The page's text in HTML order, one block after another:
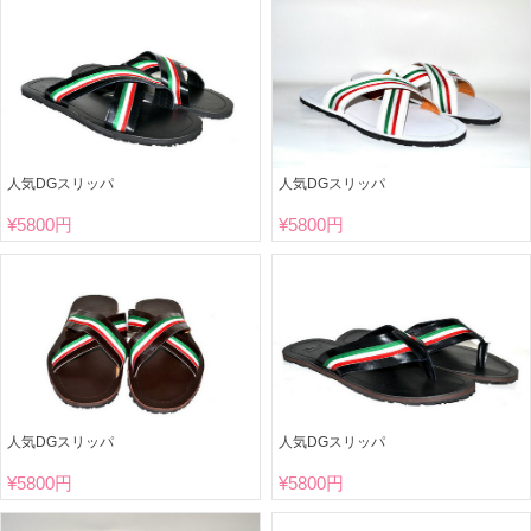
人気DGスリッパ
¥5800円
人気DGスリッパ
¥5800円
人気DGスリッパ
¥5800円
人気DGスリッパ
¥5800円